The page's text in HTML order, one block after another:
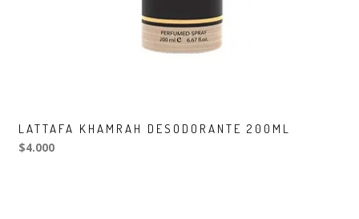
LATTAFA KHAMRAH DESODORANTE 200ML
$4.000